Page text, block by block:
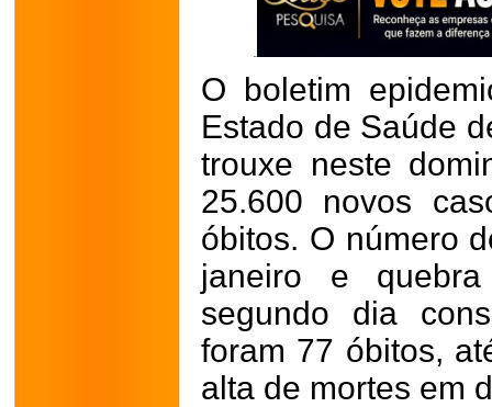
O boletim
Estado de Saúde
trouxe neste
25.600 novos
óbitos. O número
janeiro e
segundo dia
foram 77 óbitos,
alta de mortes em